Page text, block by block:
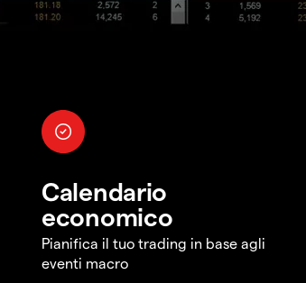
Calendario
economico
Pianifica il tuo trading in base agli
eventi macro